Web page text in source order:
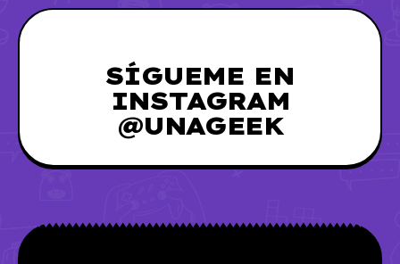
SÍGUEME EN
INSTAGRAM
@UNAGEEK